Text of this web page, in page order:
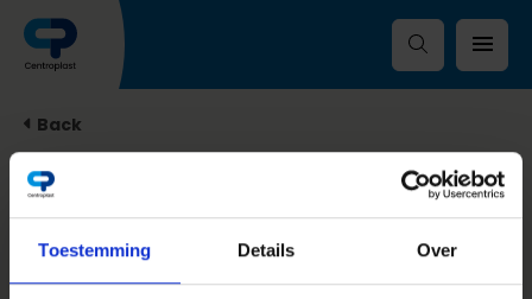
Toestemming Details Over
Back
Thanks